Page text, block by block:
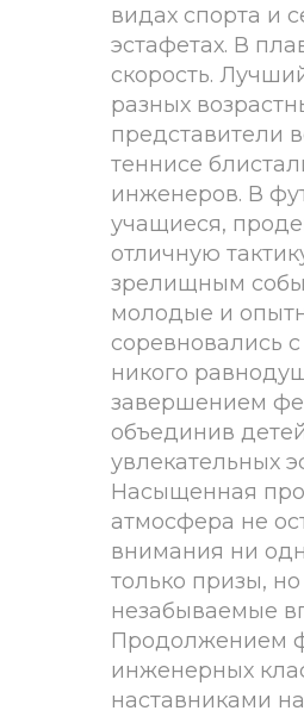
видах спорта и
эстафетах. В
скорость.
разных
представители
теннисе
инженеров. В
учащиеся,
отличную
зрелищным
молодые и
соревновались
никого
завершением
объединив
увлекательных
Насыщенная
атмосфера не
внимания ни
только призы, но
незабываемые
Продолжением
инженерных
наставниками